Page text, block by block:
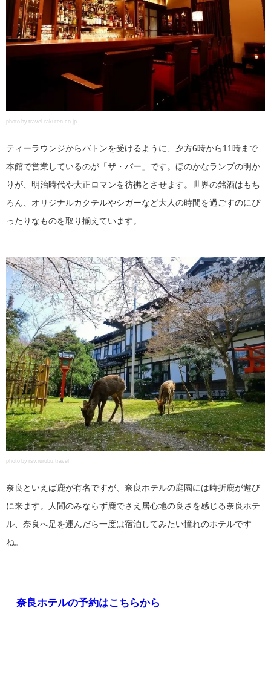
photo by travel.rakuten.co.jp
ティーラウンジからバトンを受けるように、夕方6時から11時まで
本館で営業しているのが「ザ・バー」です。ほのかなランプの明か
りが、明治時代や大正ロマンを彷彿とさせます。世界の銘酒はもち
ろん、オリジナルカクテルやシガーなど大人の時間を過ごすのにぴ
ったりなものを取り揃えています。
photo by rsv.rurubu.travel
奈良といえば鹿が有名ですが、奈良ホテルの庭園には時折鹿が遊び
に来ます。人間のみならず鹿でさえ居心地の良さを感じる奈良ホテ
ル、奈良へ足を運んだら一度は宿泊してみたい憧れのホテルです
ね。
奈良ホテルの予約はこちらから